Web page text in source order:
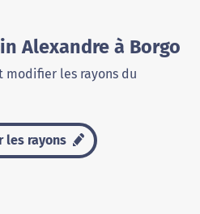
Alexandre à Borgo
modifier les rayons du
les rayons